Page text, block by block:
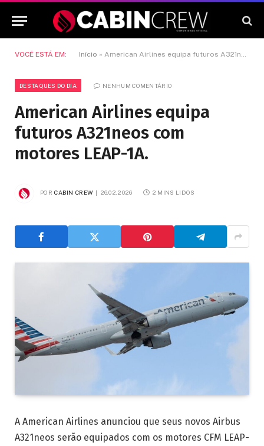
VOCÊ ESTÁ EM: Início » American Airlines equipa futuros A321neos com motores LEAP-1A.
DESTAQUES DO DIA NENHUM COMENTÁRIO
American Airlines equipa
futuros A321neos com
motores LEAP-1A.
POR CABIN CREW 26.02.2026 2 MINS LIDOS
A American Airlines anunciou que seus novos Airbus
A321neos serão equipados com os motores CFM LEAP-